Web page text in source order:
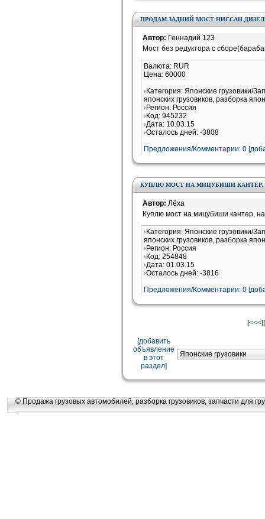
ПРОДАМ ЗАДНИЙ МОСТ НИССАН ДИЗЕЛЬ
Автор: Геннадий 123
Мост без редуктора с
Валюта: RUR
Цена: 60000
Категория: Японские грузовики/
японских грузовиков, разборка
Регион: Россия
Код: 945232
Дата: 10.03.15
Осталось дней: -3808
Предложения/Комментарии: 0
КУПЛЮ МОСТ НА МИЦУБИШИ КАНТЕР,
Автор: Лёха
Куплю мост на мицубиши кантер,
Категория: Японские грузовики/
японских грузовиков, разборка
Регион: Россия
Код: 254848
Дата: 01.03.15
Осталось дней: -3816
Предложения/Комментарии: 0
[<<<][
[добавить
объявление
в этот
раздел]
© Продажа грузовых автомобилей, разборка грузовиков, запчасти для